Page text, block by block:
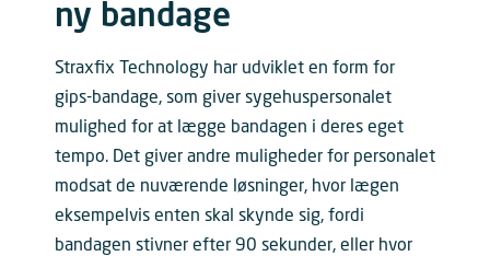
ny bandage
Straxfix Technology har udviklet en form for
gips-bandage, som giver sygehuspersonalet
mulighed for at lægge bandagen i deres eget
tempo. Det giver andre muligheder for personalet
modsat de nuværende løsninger, hvor lægen
eksempelvis enten skal skynde sig, fordi
bandagen stivner efter 90 sekunder, eller hvor